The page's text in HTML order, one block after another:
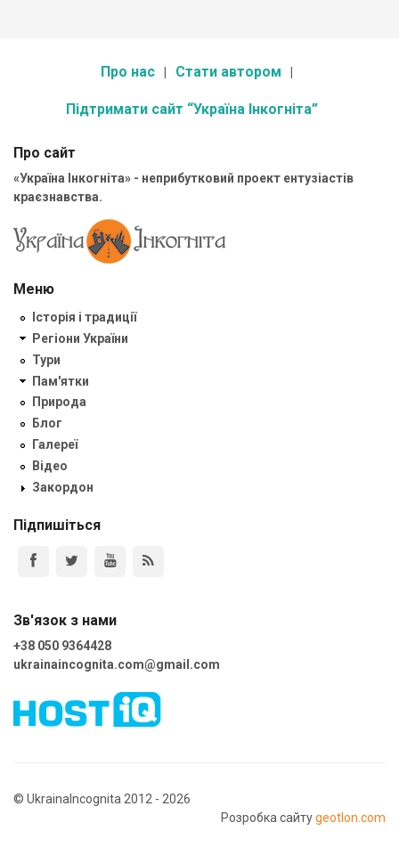
Про нас Стати автором
Підтримати сайт “Україна Інкогніта”
Про сайт
«Україна Інкогніта» - неприбутковий проект ентузіастів
краєзнавства.
Меню
Історія і традиції
Регіони України
Тури
Пам'ятки
Природа
Блог
Галереї
Відео
Закордон
Підпишіться
Зв'язок з нами
+38 050 9364428
ukrainaincognita.com@gmail.com
© UkrainaIncognita 2012 - 2026
Розробка сайтуgeotlon.com